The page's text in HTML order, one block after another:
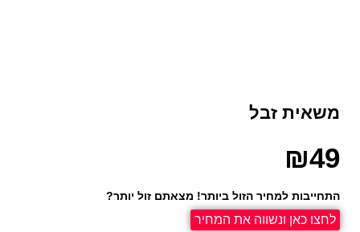
משאית זבל
₪49
התחייבות למחיר הזול ביותר! מצאתם זול יותר?
לחצו כאן ונשווה את המחיר